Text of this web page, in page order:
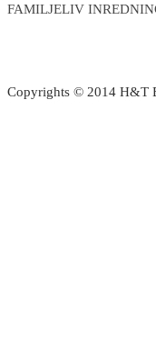
FAMILJELIV
Copyrights © 2014 H&T